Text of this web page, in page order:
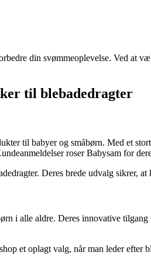
din svømmeoplevelse. Ved
til blebadedragter
til babyer og småbørn. Med et
roser Babysam for
Deres brede udvalg sikrer,
i alle aldre. Deres innovative
et oplagt valg, når man leder